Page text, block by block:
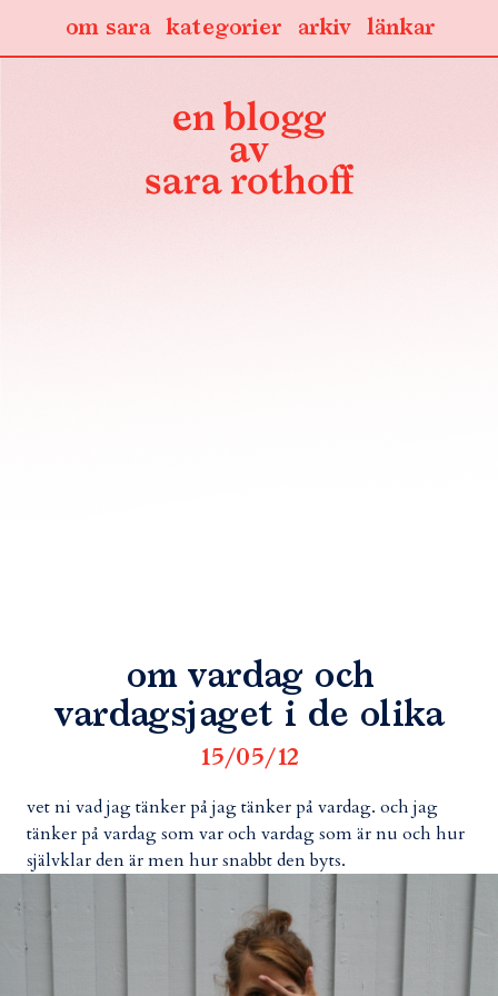
länkar
arkiv
kategorier
om sara
om vardag och
vardagsjaget i de olika
15/05/12
vet ni vad jag tänker på jag tänker på vardag. och jag
tänker på vardag som var och vardag som är nu och hur
självklar den är men hur snabbt den byts.